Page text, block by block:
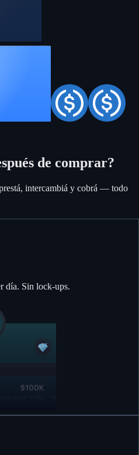
de comprar?
intercambiá y cobrá — todo
día. Sin lock-ups.